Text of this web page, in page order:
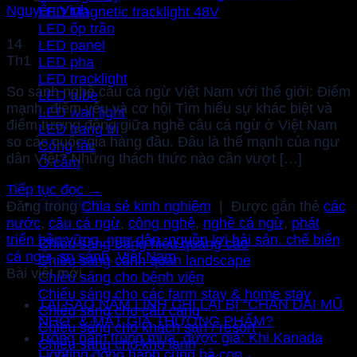
LED Magnetic tracklight 48V
LED ốp trần
LED panel
LED pha
LED tracklight
LED tube
LED wall light
LED trang trí
Công tắc
Ổ cắm
Giải pháp
Chiếu sáng bảng hiệu quảng cáo
Chiếu sáng cảnh quan landscape
Chiếu sáng cho bệnh viện
Chiếu sáng cho các farm stay & home stay
Chiếu sáng cho cầu cảng
Chiếu sáng cho khách sạn / resort
Chiếu sáng cho kho lạnh
Nguyễn Vinh
14
Th1
So sánh nghề câu cá ngừ Việt Nam với thế giới: Điểm
mạnh, điểm yếu và cơ hội Tìm hiểu sự khác biệt và
điểm tương đồng giữa nghề câu cá ngừ ở Việt Nam
so các quốc gia hàng đầu. Đâu là thế mạnh của ngư
dân Việt? Những thách thức nào cần vượt […]
Tiếp tục đọc →
Đăng trongChia sẻ kinh nghiệm | Được gắn thẻ các
nước, câu cá ngừ, công nghệ, nghề cá ngừ, phát
triển bền vững. ngư dân. nguồn lợi hải sản. chế biến
cá ngừ,so sánh,Việt Nam
Bài viết mới
TẠI SAO NẤM LINH CHI LẠI BỊ “CHÂN DÀI MŨ
NHỎ” & MẤT GIÁ THƯƠNG PHẨM?
Trồng nấm trúng mùa, được giá: Khi Kanada